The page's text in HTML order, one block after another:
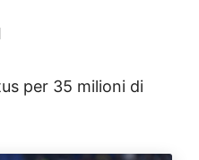
per 35 milioni di